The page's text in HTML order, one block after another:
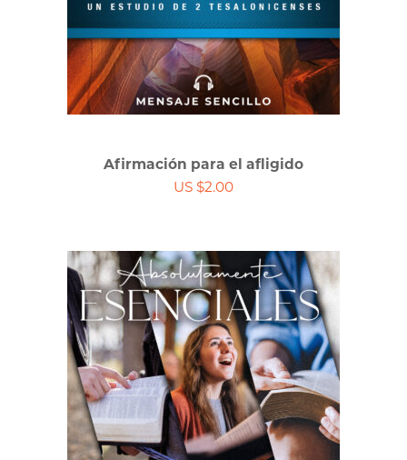
Afirmación para el afligido
US $2.00